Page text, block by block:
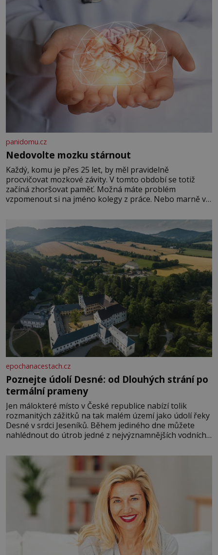
panidomu.cz
Nedovolte mozku stárnout
Každý, komu je přes 25 let, by měl pravidelně
procvičovat mozkové závity. V tomto období se totiž
začíná zhoršovat paměť. Možná máte problém
vzpomenout si na jméno kolegy z práce. Nebo marně v
Je to opravdu tak, s věkem jako kdyby se paměť
rozhodla stávkovat. Cvičte
epochanacestach.cz
Poznejte údolí Desné: od Dlouhých strání po
termální prameny
Jen málokteré místo v České republice nabízí tolik
rozmanitých zážitků na tak malém území jako údolí řeky
Desné v srdci Jeseníků. Během jediného dne můžete
nahlédnout do útrob jedné z nejvýznamnějších vodních
se na koloběžce a den zakončit poznáváním památek ve
Velkých Losinách nebo v termálním